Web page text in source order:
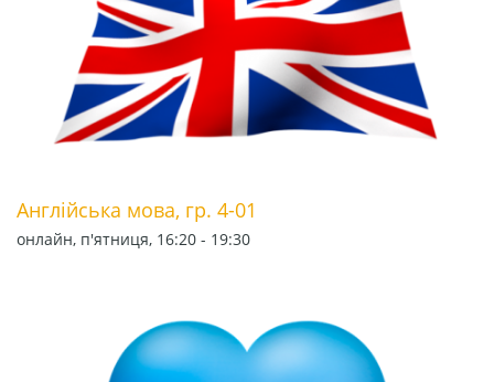
Англійська мова, гр. 4-01
онлайн, п'ятниця, 16:20 - 19:30